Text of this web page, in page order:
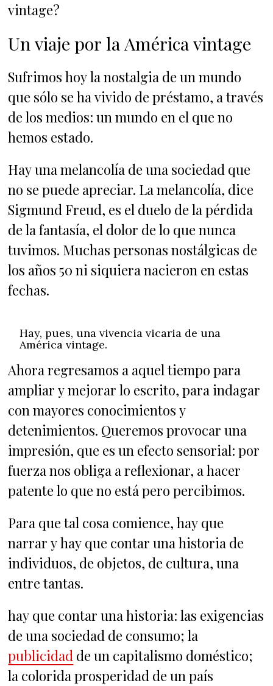
vintage?
Un viaje por la América vintage
Sufrimos hoy la nostalgia de un mundo
que sólo se ha vivido de préstamo, a través
de los medios: un mundo en el que no
hemos estado.
Hay una melancolía de una sociedad que
no se puede apreciar. La melancolía, dice
Sigmund Freud, es el duelo de la pérdida
de la fantasía, el dolor de lo que nunca
tuvimos. Muchas personas nostálgicas de
los años 50 ni siquiera nacieron en estas
fechas.
Hay, pues, una vivencia vicaria de una
América vintage.
Ahora regresamos a aquel tiempo para
ampliar y mejorar lo escrito, para indagar
con mayores conocimientos y
detenimientos. Queremos provocar una
impresión, que es un efecto sensorial: por
fuerza nos obliga a reflexionar, a hacer
patente lo que no está pero percibimos.
Para que tal cosa comience, hay que
narrar y hay que contar una historia de
individuos, de objetos, de cultura, una
entre tantas.
hay que contar una historia: las exigencias
de una sociedad de consumo; la
publicidad de un capitalismo doméstico;
la colorida prosperidad de un país